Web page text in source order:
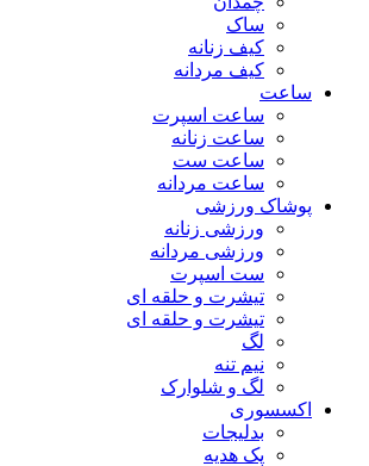
ساک
کیف زنانه
کیف مردانه
ساعت
ساعت اسپرت
ساعت زنانه
ساعت ست
ساعت مردانه
پوشاک ورزشی
ورزشی زنانه
ورزشی مردانه
ست اسپرت
تیشرت و حلقه ای
تیشرت و حلقه ای
لگ
نیم تنه
لگ و شلوارک
اکسسوری
بدلیجات
پک هدیه